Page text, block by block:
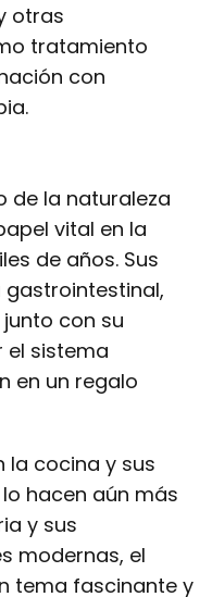
otras
tratamiento
con
de la naturaleza
vital en la
de años. Sus
con su
sistema
en un regalo
la cocina y sus
hacen aún más
y sus
modernas, el
tema fascinante y